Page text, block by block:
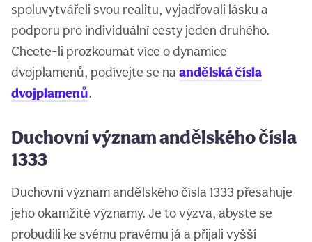
spoluvytvářeli svou realitu, vyjadřovali lásku a
podporu pro individuální cesty jeden druhého.
Chcete-li prozkoumat více o dynamice
dvojplamenů, podívejte se na andělská čísla
dvojplamenů.
Duchovní význam andělského čísla
1333
Duchovní význam andělského čísla 1333 přesahuje
jeho okamžité významy. Je to výzva, abyste se
probudili ke svému pravému já a přijali vyšší